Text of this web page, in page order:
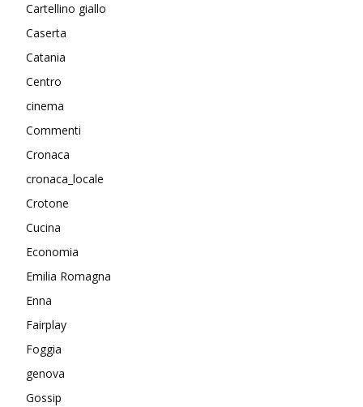
Cartellino giallo
Caserta
Catania
Centro
cinema
Commenti
Cronaca
cronaca_locale
Crotone
Cucina
Economia
Emilia Romagna
Enna
Fairplay
Foggia
genova
Gossip